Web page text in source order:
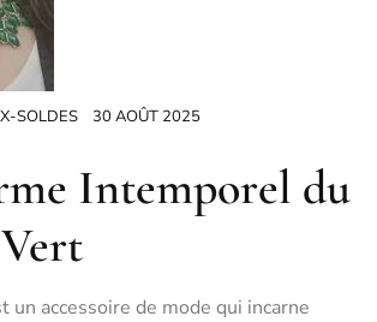
SOLDES 30 AOÛT 2025
Intemporel du
un accessoire de mode qui incarne